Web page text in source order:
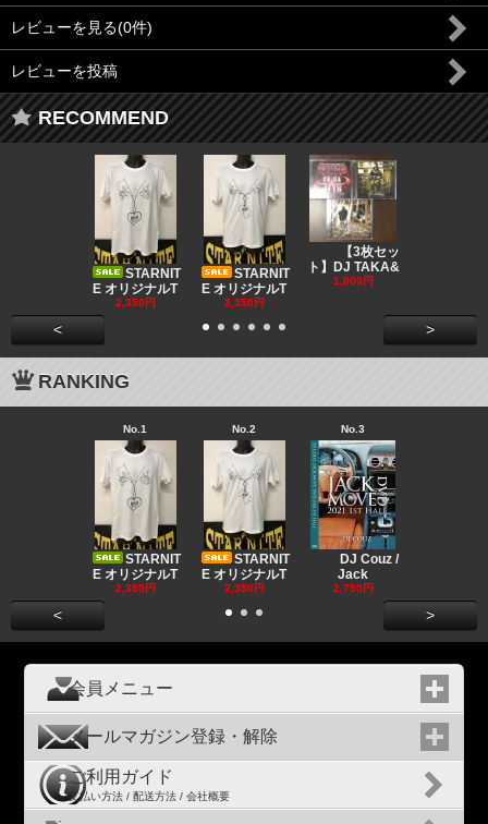
レビューを見る(0件)
レビューを投稿
RECOMMEND
STARNIT
E オリジナルT
2,350円
STARNIT
E オリジナルT
2,350円
【3枚セッ
ト】DJ TAKA&
1,000円
< >
RANKING
No.1
STARNIT
E オリジナルT
2,350円
No.2
STARNIT
E オリジナルT
2,350円
No.3
DJ Couz /
Jack
2,750円
< >
会員メニュー
メールマガジン登録・解除
ご利用ガイド
支払い方法 / 配送方法 / 会社概要